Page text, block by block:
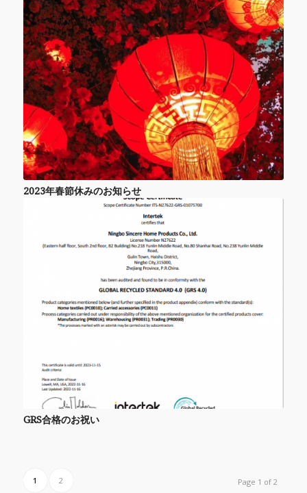
2023年春節休みのお知らせ
GRS合格のお祝い
Page 1 of 2
1 2